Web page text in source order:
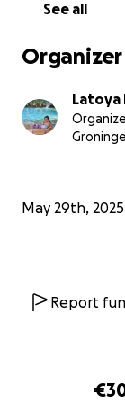
* De hoge
See all
Organizer
Latoya
May 29th, 2025
Report